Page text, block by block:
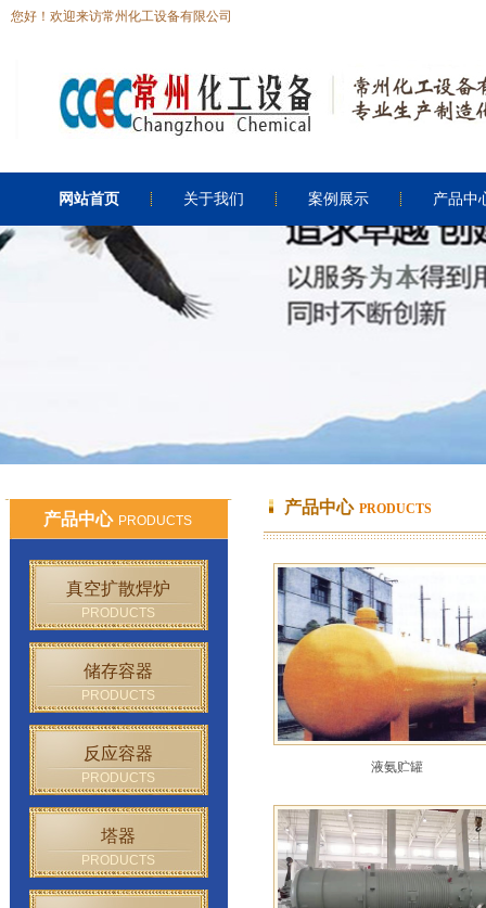
您好！欢迎来访常州化工设备有限公司
网站首页 关于我们 案例展示 产品中
产品中心 PRODUCTS
真空扩散焊炉
PRODUCTS
储存容器
PRODUCTS
反应容器
PRODUCTS
塔器
PRODUCTS
产品中心 PRODUCTS
液氨贮罐